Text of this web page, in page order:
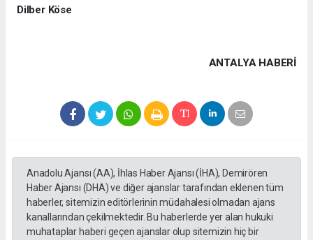
Dilber Köse
ANTALYA HABERİ
Anadolu Ajansı (AA), İhlas Haber Ajansı (İHA), Demirören
Haber Ajansı (DHA) ve diğer ajanslar tarafından eklenen tüm
haberler, sitemizin editörlerinin müdahalesi olmadan ajans
kanallarından çekilmektedir. Bu haberlerde yer alan hukuki
muhataplar haberi geçen ajanslar olup sitemizin hiç bir